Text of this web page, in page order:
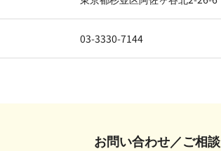
03-3330-7144
お問い合わせ／ご相談